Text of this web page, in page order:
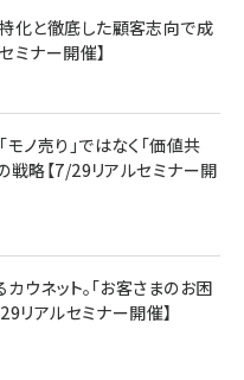
化と徹底した顧客志向で成
ミナー開催】
ノ売り」ではなく「価値共
戦略【7/29リアルセミナー開
ネット。「お客さまのお困
リアルセミナー開催】